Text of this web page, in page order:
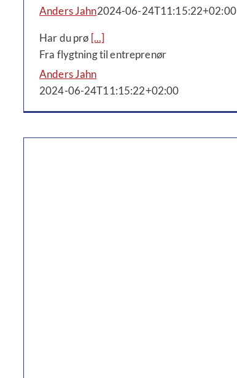
Anders Jahn2024-06-24T11:15:22+02:00
Har du prø [...]
Fra flygtning til entreprenør
Anders Jahn
2024-06-24T11:15:22+02:00